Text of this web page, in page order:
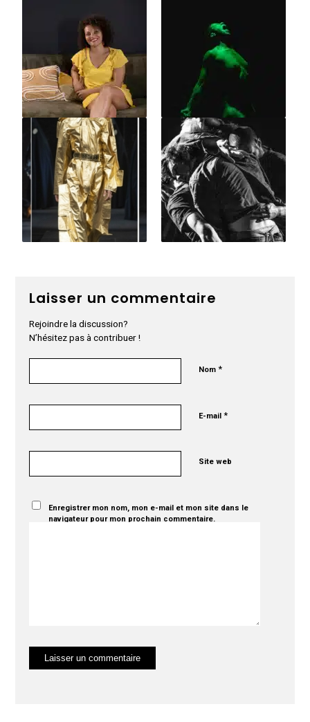
Laisser un commentaire
Rejoindre la discussion?
N’hésitez pas à contribuer !
Nom*
E-mail*
Site web
Enregistrer mon nom, mon e-mail et mon site dans le
navigateur pour mon prochain commentaire.